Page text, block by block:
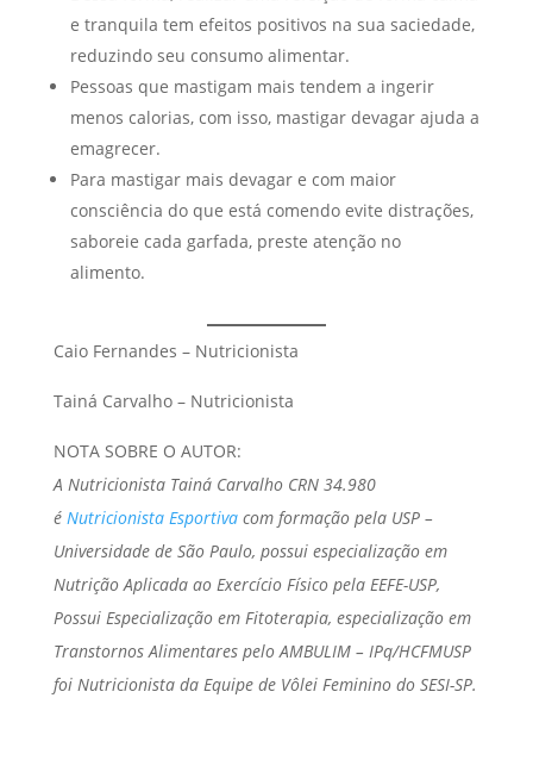
e tranquila tem efeitos positivos na sua saciedade,
reduzindo seu consumo alimentar.
Pessoas que mastigam mais tendem a ingerir
menos calorias, com isso, mastigar devagar ajuda a
emagrecer.
Para mastigar mais devagar e com maior
consciência do que está comendo evite distrações,
saboreie cada garfada, preste atenção no
alimento.
Caio Fernandes – Nutricionista
Tainá Carvalho – Nutricionista
NOTA SOBRE O AUTOR:
A Nutricionista Tainá Carvalho CRN 34.980
é Nutricionista Esportivacom formação pela USP –
Universidade de São Paulo, possui especialização em
Nutrição Aplicada ao Exercício Físico pela EEFE-USP,
Possui Especialização em Fitoterapia, especialização em
Transtornos Alimentares pelo AMBULIM – IPq/HCFMUSP
foi Nutricionista da Equipe de Vôlei Feminino do SESI-SP.